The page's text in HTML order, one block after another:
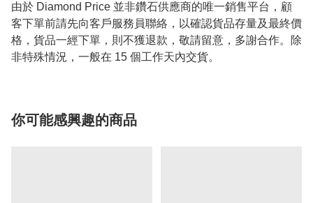
由於 Diamond Price 並非鑽石供應商的唯一銷售平台，顧
客下單前請先向客戶服務員聯絡，以確認貨品存量及最終價
格，貨品一經下單，則不獲退款，敬請留意，多謝合作。除
非特殊情況，一般在 15 個工作天內交貨。
你可能感興趣的商品